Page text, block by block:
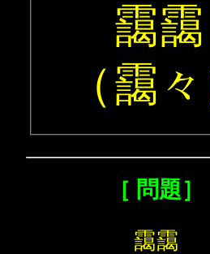
靄靄
（靄々
［ 問題］
靄靄